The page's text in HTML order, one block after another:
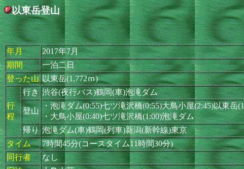
以東岳登山
年月
2017年7月
期間
一泊二日
登った山 以東岳(1,772ｍ)
行
程
行き 渋谷(夜行バス)鶴岡(車)泡滝ダム
登山
・泡滝ダム(0:55)七ツ滝沢橋(0:55)大鳥小屋(2:45)以東岳
・大鳥小屋(0:40)七ツ滝沢橋(1:00)泡滝ダム
帰り 泡滝ダム(車)鶴岡(列車)新潟(新幹線)東京
タイム
7時間45分(コースタイム11時間30分)
同行者
なし